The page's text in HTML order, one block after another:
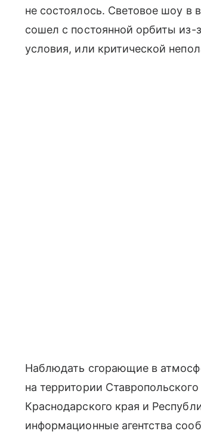
не состоялось. Световое шоу в
сошел с постоянной орбиты
условия, или критической
Наблюдать сгорающие в
на территории
Краснодарского края и
информационные агентства